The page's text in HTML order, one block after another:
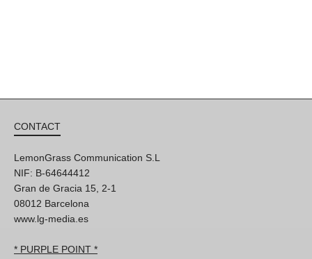
CONTACT
LemonGrass Communication S.L
NIF: B-64644412
Gran de Gracia 15, 2-1
08012 Barcelona
www.lg-media.es
* PURPLE POINT *